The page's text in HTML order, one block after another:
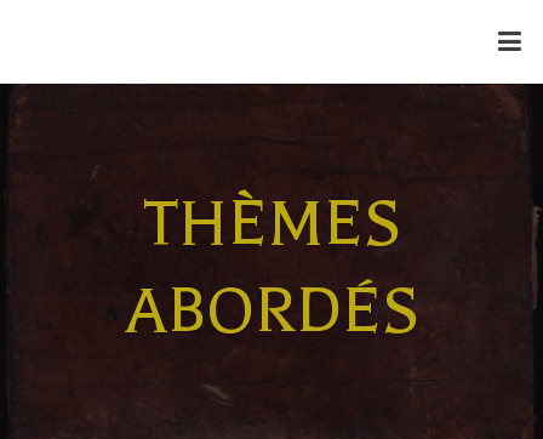
THÈMES
ABORDÉS